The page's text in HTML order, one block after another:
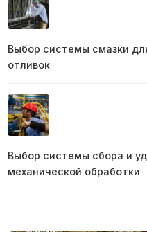
Выбор системы смазки
отливок
Выбор системы сбора и
механической обработки